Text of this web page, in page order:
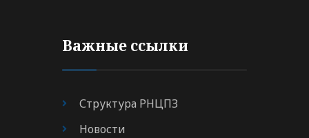
Важные ссылки
Структура РНЦПЗ
Новости